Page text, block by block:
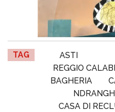
TAG ASTI
REGGIO
BAGHERIA
CASA DI